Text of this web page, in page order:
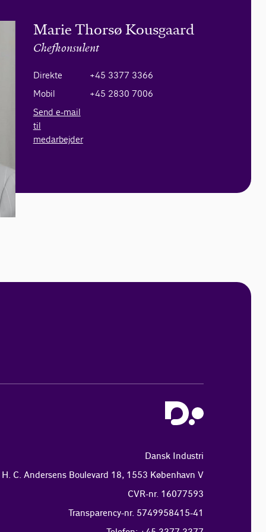
Marie Thorsø Kousgaard
Chefkonsulent
Direkte
+45 3377 3366
Mobil
+45 2830 7006
Send e-mail
til
medarbejder
Dansk Industri
H. C. Andersens Boulevard 18, 1553 København V
CVR-nr. 16077593
Transparency-nr. 5749958415-41